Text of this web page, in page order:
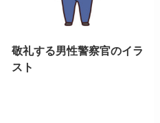
敬礼する男性警察官のイラ
スト